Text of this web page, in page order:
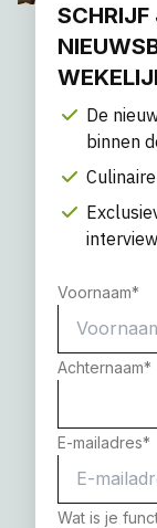
SCHRIJF
De
binnen
Voornaam*
Achternaam*
E-mailadres*
Wat is je